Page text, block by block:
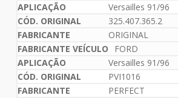
Versailles 91/96
325.407.365.2
ORIGINAL
FORD
Versailles 91/96
PVI1016
PERFECT